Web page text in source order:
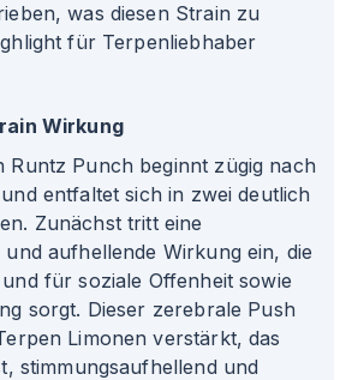
was diesen Strain zu
für Terpenliebhaber
Wirkung
Runtz Punch beginnt zügig nach
entfaltet sich in zwei deutlich
Zunächst tritt eine
aufhellende Wirkung ein, die
für soziale Offenheit sowie
sorgt. Dieser zerebrale Push
Limonen verstärkt, das
stimmungsaufhellend und